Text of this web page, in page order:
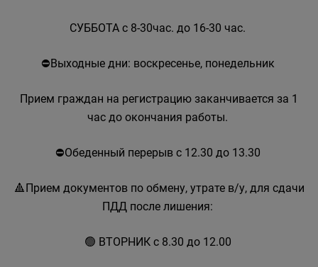
СУББОТА с 8-30час. до 16-30 час.
⛔Выходные дни: воскресенье, понедельник
Прием граждан на регистрацию заканчивается за 1
час до окончания работы.
⛔Обеденный перерыв с 12.30 до 13.30
🔺Прием документов по обмену, утрате в/у, для сдачи
ПДД после лишения:
🟢 ВТОРНИК с 8.30 до 12.00